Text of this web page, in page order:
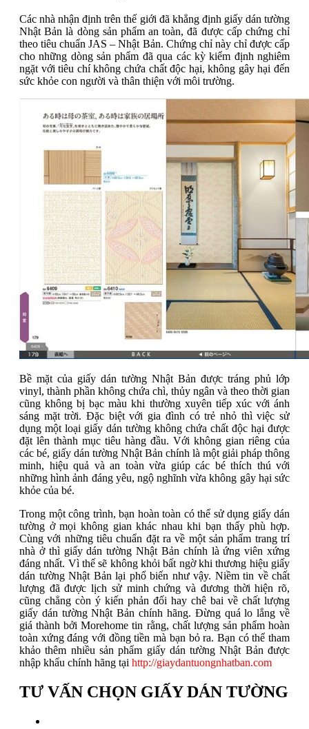
Các nhà nhận định trên thế giới đã khẳng định giấy dán tường
Nhật Bản là dòng sản phẩm an toàn, đã được cấp chứng chỉ
theo tiêu chuẩn JAS – Nhật Bản. Chứng chỉ này chỉ được cấp
cho những dòng sản phẩm đã qua các kỳ kiểm định nghiêm
ngặt với tiêu chí không chứa chất độc hại, không gây hại đến
sức khỏe con người và thân thiện với môi trường.
Bề mặt của giấy dán tường Nhật Bản được tráng phủ lớp
vinyl, thành phần không chứa chì, thủy ngân và theo thời gian
cũng không bị bạc màu khi thường xuyên tiếp xúc với ánh
sáng mặt trời. Đặc biệt với gia đình có trẻ nhỏ thì việc sử
dụng một loại giấy dán tường không chứa chất độc hại được
đặt lên thành mục tiêu hàng đầu. Với không gian riêng của
các bé, giấy dán tường Nhật Bản chính là một giải pháp thông
minh, hiệu quả và an toàn vừa giúp các bé thích thú với
những hình ảnh đáng yêu, ngộ nghĩnh vừa không gây hại sức
khỏe của bé.
Trong một công trình, bạn hoàn toàn có thể sử dụng giấy dán
tường ở mọi không gian khác nhau khi bạn thấy phù hợp.
Cùng với những tiêu chuẩn đặt ra về một sản phẩm trang trí
nhà ở thì giấy dán tường Nhật Bản chính là ứng viên xứng
đáng nhất. Vì thế sẽ không khỏi bất ngờ khi thương hiệu giấy
dán tường Nhật Bản lại phổ biến như vậy. Niềm tin về chất
lượng đã được lịch sử minh chứng và đương thời hiện rõ,
cũng chẳng còn ý kiến phản đối hay chê bai về chất lượng
giấy dán tường Nhật Bản chính hãng. Đừng quá lo lắng về
giá thành bởi Morehome tin rằng, chất lượng sản phẩm hoàn
toàn xứng đáng với đồng tiền mà bạn bỏ ra. Bạn có thể tham
khảo thêm nhiều sản phẩm giấy dán tường Nhật Bản được
nhập khẩu chính hãng tại http://giaydantuongnhatban.com
TƯ VẤN CHỌN GIẤY DÁN TƯỜNG